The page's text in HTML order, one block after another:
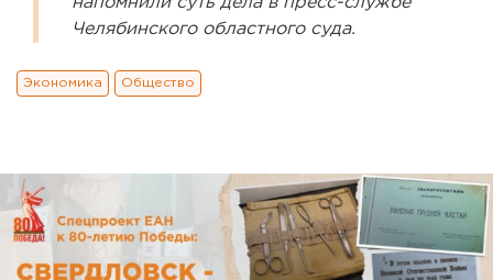
Челябинского областного суда.
Экономика Общество